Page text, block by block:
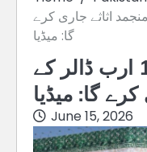
ڈالر کے منجمد اثاثے جاری کرے
گا: میڈیا
امریکہ ایران کے 12 ارب ڈالر کے
گا: میڈیا
June 15, 2026